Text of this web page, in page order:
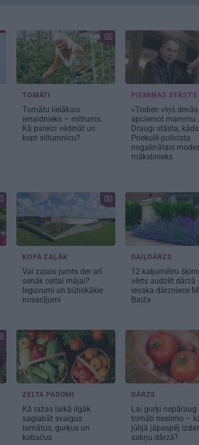
TOMĀTI
Tomātu lielākais
ienaidnieks – mitrums.
Kā pareizi vēdināt un
kopt siltumnīcu?
PIEMIŅAS STĀSTS
«Todien viņš devās
apciemot
Draugi stāsta,
Priekulē policista
nogalinātais
mākslinieks
KOPĀ ZAĻĀK
Vai zaļais jumts der arī
senāk celtai mājai?
Ieguvumi un būtiskākie
nosacījumi
DAIĻDĀRZS
12 kaķumētru
vērts audzēt dārzā
iesaka dārzniece
Baiža
ZELTA PADOMI
Kā ražas laikā ilgāk
saglabāt svaigus
tomātus, gurķus un
kabačus
DĀRZS
Lai gurķi nepāraug
tomāti neslimo –
jūlijā jāpaspēj
sakņu dārzā?